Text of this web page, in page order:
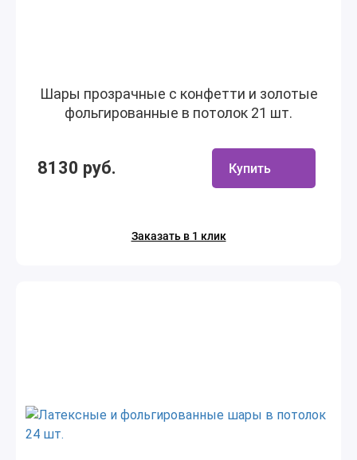
Шары прозрачные с конфетти и золотые
фольгированные в потолок 21 шт.
8130 руб. Купить
Заказать в 1 клик